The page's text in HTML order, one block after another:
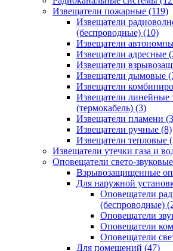
Извещатели пожарные (119)
Извещатели
(беспроводные) (10)
Извещатели
Извещатели адресные
Извещатели
Извещатели дымовые
Извещатели
Извещатели линейные
(термокабель) (3)
Извещатели пламени
Извещатели ручные (8)
Извещатели тепловые
Извещатели утечки газа и
Оповещатели свето-звуковые
Взрывозащищенные
Для наружной
Оповещатели
(беспроводные)
Оповещатели
Оповещатели
Оповещатели
Для помещений (47)